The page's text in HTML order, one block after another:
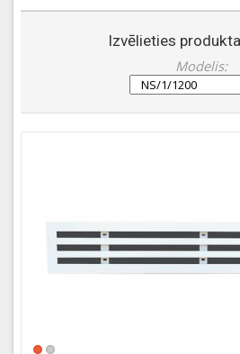
Izvēlieties
Modelis: